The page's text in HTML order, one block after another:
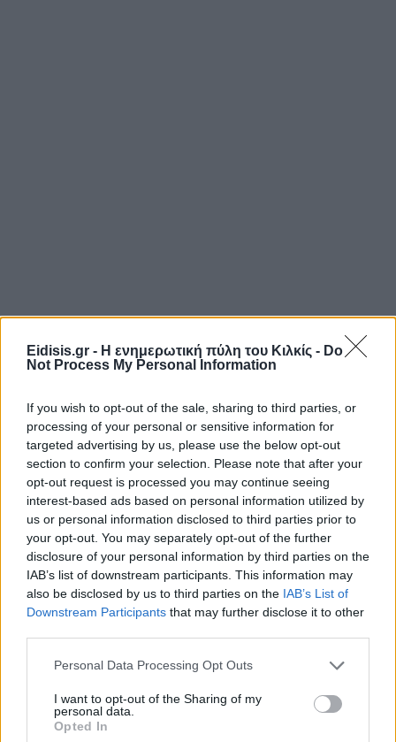
Eidisis.gr - Η ενημερωτική πύλη του Κιλκίς - Do
Not Process My Personal Information
If you wish to opt-out of the sale, sharing to third parties, or
processing of your personal or sensitive information for
targeted advertising by us, please use the below opt-out
section to confirm your selection. Please note that after your
opt-out request is processed you may continue seeing
interest-based ads based on personal information utilized by
us or personal information disclosed to third parties prior to
your opt-out. You may separately opt-out of the further
disclosure of your personal information by third parties on the
IAB’s list of downstream participants. This information may
also be disclosed by us to third parties on the IAB’s List of
Downstream Participants that may further disclose it to other
Personal Data Processing Opt Outs
I want to opt-out of the Sharing of my
personal data.
Opted In